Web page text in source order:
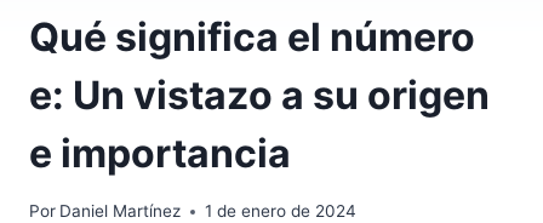
Qué significa el número
e: Un vistazo a su origen
e importancia
Por Daniel Martínez 1 de enero de 2024